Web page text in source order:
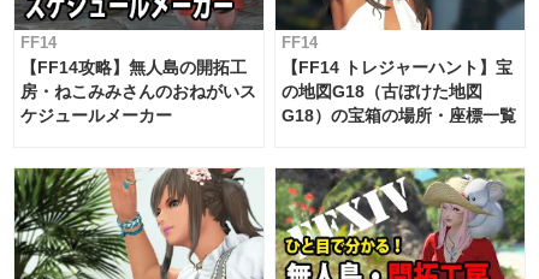
FF14
【FF14攻略】無人島の開拓工
房・ねこみみさんのおねがいス
ケジュールメーカー
FF14
【FF14 トレジャーハント】宝
の地図G18（古ぼけた地図
G18）の宝箱の場所・座標一覧